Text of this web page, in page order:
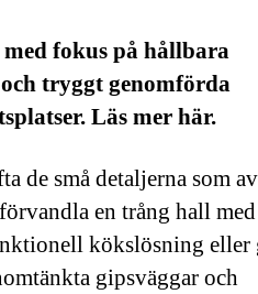
fokus på hållbara
tryggt genomförda
Läs mer här.
de små detaljerna som
en trång hall med
kökslösning eller
gipsväggar och